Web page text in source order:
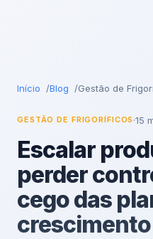
Início Blog Gestão de
GESTÃO DE FRIGORÍFICOS ·15
Escalar
perder
cego das
crescimento